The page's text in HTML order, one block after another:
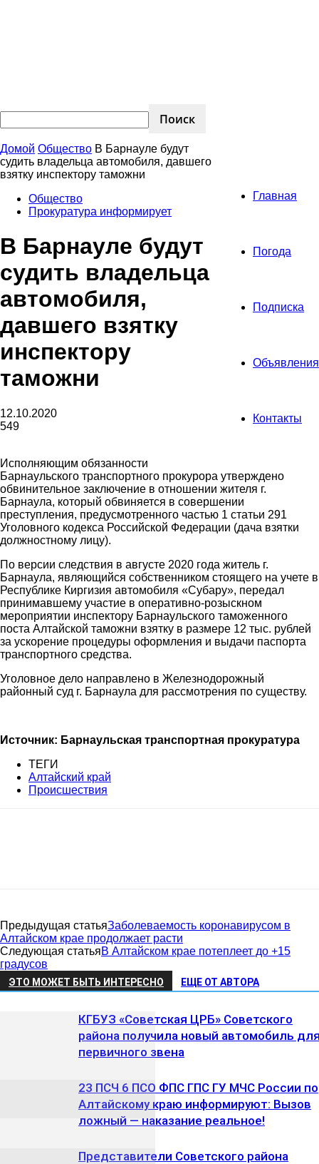
Главная
Погода
Подписка
Объявления
Контакты
Домой Общество В Барнауле будут
судить владельца автомобиля, давшего
взятку инспектору таможни
Общество
Прокуратура информирует
В Барнауле будут
судить владельца
автомобиля,
давшего взятку
инспектору
таможни
12.10.2020
549
Исполняющим обязанности
Барнаульского транспортного прокурора утверждено
обвинительное заключение в отношении жителя г.
Барнаула, который обвиняется в совершении
преступления, предусмотренного частью 1 статьи 291
Уголовного кодекса Российской Федерации (дача взятки
должностному лицу).
По версии следствия в августе 2020 года житель г.
Барнаула, являющийся собственником стоящего на учете в
Республике Киргизия автомобиля «Субару», передал
принимавшему участие в оперативно-розыскном
мероприятии инспектору Барнаульского таможенного
поста Алтайской таможни взятку в размере 12 тыс. рублей
за ускорение процедуры оформления и выдачи паспорта
транспортного средства.
Уголовное дело направлено в Железнодорожный
районный суд г. Барнаула для рассмотрения по существу.
Источник: Барнаульская транспортная прокуратура
ТЕГИ
Алтайский край
Происшествия
Предыдущая статьяЗаболеваемость коронавирусом в
Алтайском крае продолжает расти
Следующая статьяВ Алтайском крае потеплеет до +15
градусов
ЭТО МОЖЕТ БЫТЬ ИНТЕРЕСНО ЕЩЕ ОТ АВТОРА
КГБУЗ «Советская ЦРБ» Советского
района получила новый автомобиль
первичного звена
23 ПСЧ 6 ПСО ФПС ГПС ГУ МЧС России по
Алтайскому краю информируют: Вызов
ложный — наказание реальное!
Представители Советского района